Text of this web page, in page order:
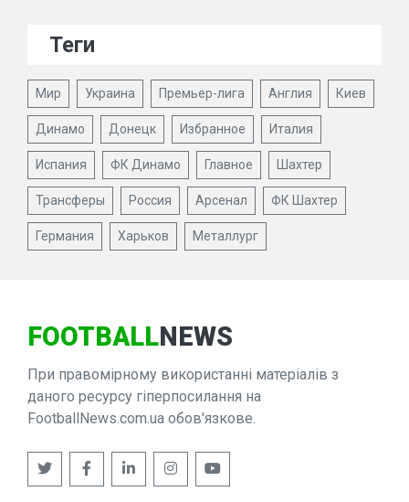
Теги
Мир Украина Премьер-лига Англия Киев
Динамо Донецк Избранное Италия
Испания ФК Динамо Главное Шахтер
Трансферы Россия Арсенал ФК Шахтер
Германия Харьков Металлург
FOOTBALLNEWS
При правомірному використанні матеріалів з
даного ресурсу гіперпосилання на
FootballNews.com.ua обов'язкове.